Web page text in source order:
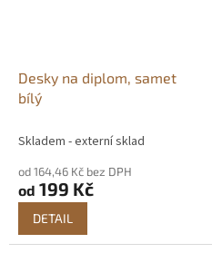
Desky na diplom, samet
bílý
Skladem - externí sklad
od 164,46 Kč bez DPH
od 199 Kč
DETAIL